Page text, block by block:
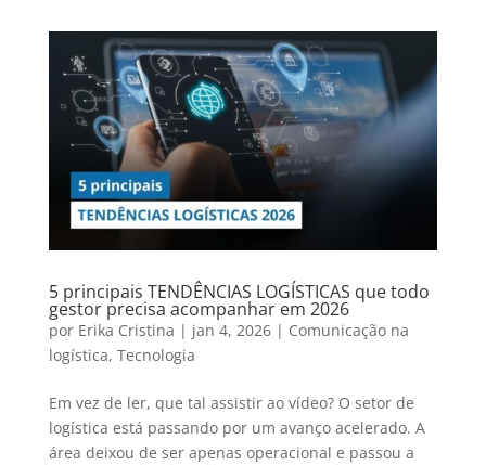
5 principais TENDÊNCIAS LOGÍSTICAS que todo
gestor precisa acompanhar em 2026
por Erika Cristina | jan 4, 2026| Comunicação na
logística, Tecnologia
Em vez de ler, que tal assistir ao vídeo? O setor de
logística está passando por um avanço acelerado. A
área deixou de ser apenas operacional e passou a